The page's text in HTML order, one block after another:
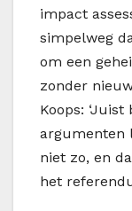
impact
simpelweg
om een
zonder
Koops:
argumenten
niet zo, en
het